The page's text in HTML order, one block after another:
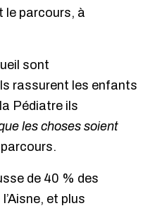
le parcours, à
sont
rassurent les enfants
Pédiatre ils
les choses soient
de 40 % des
et plus